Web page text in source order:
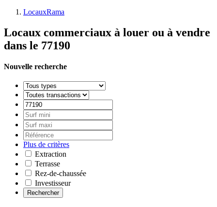
LocauxRama
Locaux commerciaux à louer ou à vendre
dans le 77190
Nouvelle recherche
Plus de critères
Extraction
Terrasse
Rez-de-chaussée
Investisseur
Rechercher